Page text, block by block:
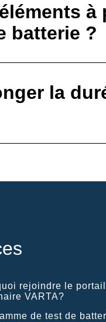
batterie ?
la
rejoindre le portail
VARTA?
de test de